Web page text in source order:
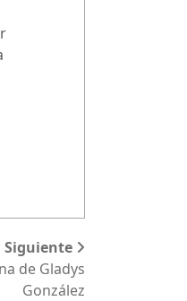
Siguiente
de Gladys
González